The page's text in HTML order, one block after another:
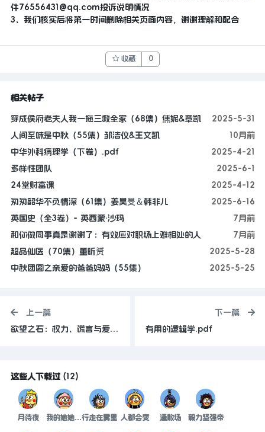
件76556431@qq.com投诉说明情况
3、我们核实后将第一时间删除相关页面内容，谢谢理解和配合
收藏 0
相关帖子
穿成侯府老夫人我一拖三救全家（68集）焦妮&章凯
2025-5-31
人间至味是中秋（55集）邹洁仪&王文凯
10月前
中华外科病理学（下卷）.pdf
2025-4-21
多样性团队
2025-6-1
24堂财富课
2025-4-12
匆匆韶华不负情深（61集）姜昊旻＆韩非儿
2025-6-16
英国史（全3卷）- 英西蒙·沙玛
7月前
和你做同事真是谢谢了：有效应对职场上难相处的人
7月前
超品仙医（70集）董昕赟
2025-5-28
中秋团圆之亲爱的爸爸妈妈（55集）
2025-5-25
上一篇
欲望之石：权力、谎言与爱情交织的钻石梦.pdf
下一篇
有用的逻辑学.pdf
这些人下载过(12)
月诗夜 我的她她的他不爱她行走在雾里 人都会变 逢散场 毅力坚强帝